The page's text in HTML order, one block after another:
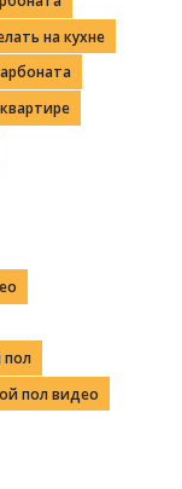
на кухне
пол
пол видео